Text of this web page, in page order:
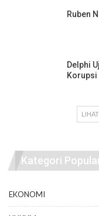
Ruben
Delphi
Korupsi
Kategori
EKONOMI